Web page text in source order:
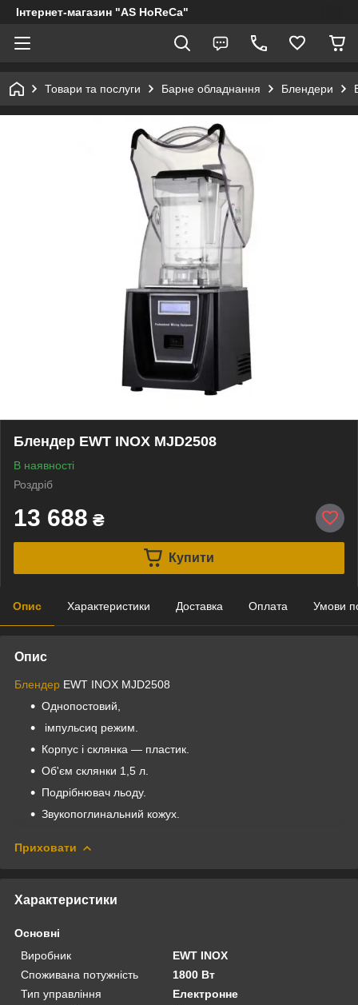
Інтернет-магазин "AS HoReCa"
Товари та послуги Барне обладнання Блендери
Блендер EWT INOX MJD2508
В наявності
Роздріб
13 688 ₴
Купити
Опис Характеристики Доставка Оплата Умови
Опис
Блендер EWT INOX MJD2508
Однопостовий,
імпульсиq режим.
Корпус і склянка — пластик.
Об'єм склянки 1,5 л.
Подрібнювач льоду.
Звукопоглинальний кожух.
Приховати
Характеристики
Основні
Виробник
EWT INOX
Споживана потужність
1800 Вт
Тип управління
Електронне